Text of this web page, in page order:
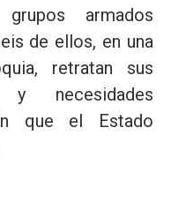
armados
de ellos, en una
retratan sus
y necesidades
que el Estado